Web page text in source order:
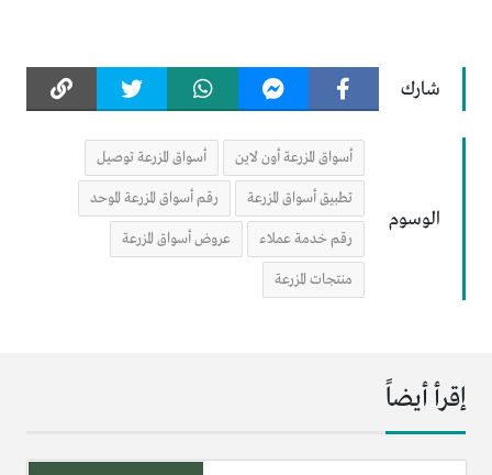
شارك
الوسوم
أسواق المزرعة أون لاين أسواق المزرعة توصيل
تطبيق أسواق المزرعة رقم أسواق المزرعة الموحد
رقم خدمة عملاء عروض أسواق المزرعة
منتجات المزرعة
إقرأ أيضاً